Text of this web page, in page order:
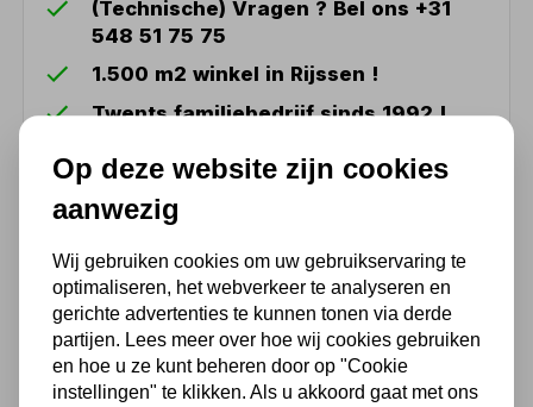
(Technische) Vragen ? Bel ons +31
548 51 75 75
1.500 m2 winkel in Rijssen !
Twents familiebedrijf sinds 1992 !
Ook handig
Freesklem 100mm VERTEX
VK-4
Niet uit voorraad leverbaar
235,95
195,00 excl. BTW
Op deze website zijn cookies
aanwezig
Wij gebruiken cookies om uw gebruikservaring te
optimaliseren, het webverkeer te analyseren en
gerichte advertenties te kunnen tonen via derde
partijen. Lees meer over hoe wij cookies gebruiken
en hoe u ze kunt beheren door op "Cookie
instellingen" te klikken. Als u akkoord gaat met ons